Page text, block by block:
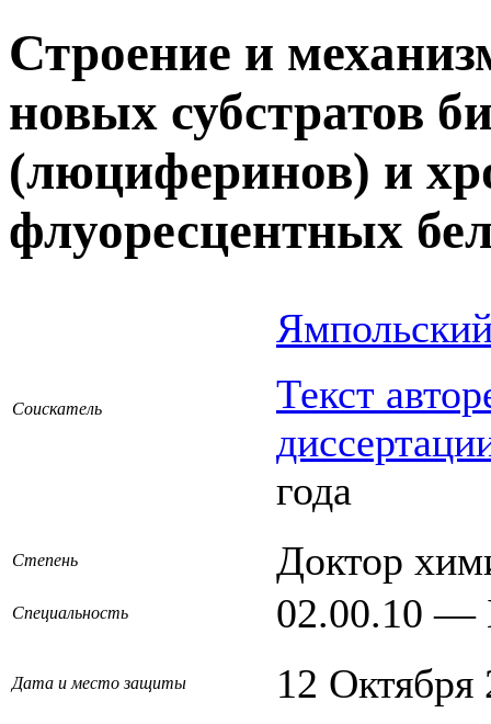
Строение и
новых субстратов
(люциферинов) и
флуоресцентных
Соискатель
Текст
года
Степень Доктор
Специальность 02.00.10 —
Дата и место защиты 12